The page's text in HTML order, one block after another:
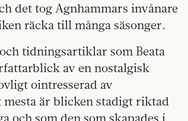
det tog Agnhammars invånare
räcka till många säsonger.
tidningsartiklar som Beata
av en nostalgisk
ointresserad av
är blicken stadigt riktad
och som den som skapades i